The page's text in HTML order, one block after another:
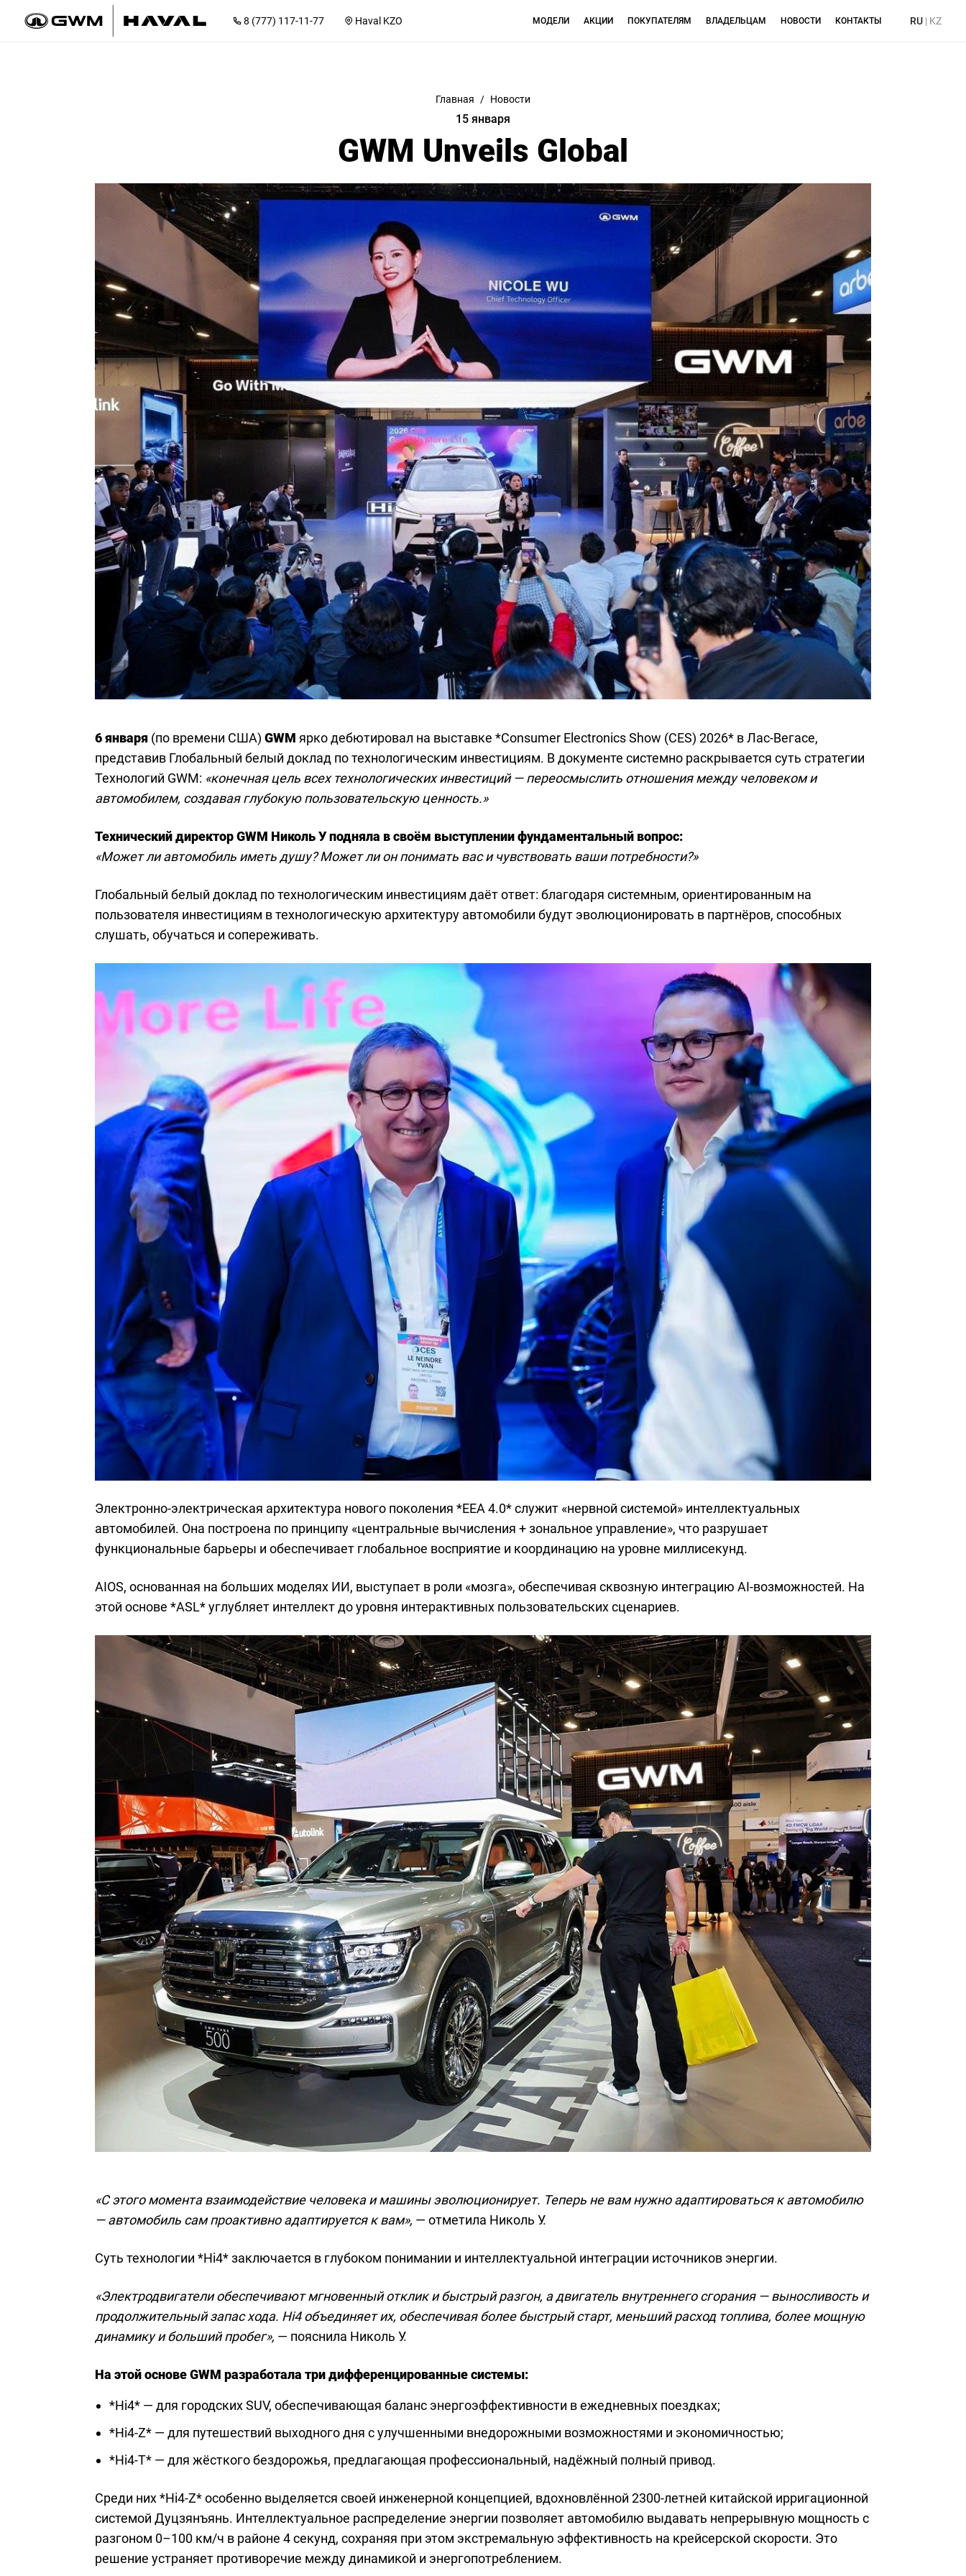
8 (777) 117-11-77 Haval KZO МОДЕЛИ АКЦИИ ПОКУПАТЕЛЯМ ВЛАДЕЛЬЦАМ НОВОСТИ КОНТАКТЫ RU | KZ
Главная / Новости
15 января
GWM Unveils Global
6 января (по времени США) GWM ярко дебютировал на выставке *Consumer Electronics Show (CES) 2026* в Лас-Вегасе,
представив Глобальный белый доклад по технологическим инвестициям. В документе системно раскрывается суть стратегии
Технологий GWM: «конечная цель всех технологических инвестиций — переосмыслить отношения между человеком и
автомобилем, создавая глубокую пользовательскую ценность.»
Технический директор GWM Николь У подняла в своём выступлении фундаментальный вопрос:
«Может ли автомобиль иметь душу? Может ли он понимать вас и чувствовать ваши потребности?»
Глобальный белый доклад по технологическим инвестициям даёт ответ: благодаря системным, ориентированным на
пользователя инвестициям в технологическую архитектуру автомобили будут эволюционировать в партнёров, способных
слушать, обучаться и сопереживать.
Электронно-электрическая архитектура нового поколения *EEA 4.0* служит «нервной системой» интеллектуальных
автомобилей. Она построена по принципу «центральные вычисления + зональное управление», что разрушает
функциональные барьеры и обеспечивает глобальное восприятие и координацию на уровне миллисекунд.
AIOS, основанная на больших моделях ИИ, выступает в роли «мозга», обеспечивая сквозную интеграцию AI-возможностей. На
этой основе *ASL* углубляет интеллект до уровня интерактивных пользовательских сценариев.
«С этого момента взаимодействие человека и машины эволюционирует. Теперь не вам нужно адаптироваться к автомобилю
— автомобиль сам проактивно адаптируется к вам», — отметила Николь У.
Суть технологии *Hi4* заключается в глубоком понимании и интеллектуальной интеграции источников энергии.
«Электродвигатели обеспечивают мгновенный отклик и быстрый разгон, а двигатель внутреннего сгорания — выносливость и
продолжительный запас хода. Hi4 объединяет их, обеспечивая более быстрый старт, меньший расход топлива, более мощную
динамику и больший пробег», — пояснила Николь У.
На этой основе GWM разработала три дифференцированные системы:
*Hi4* — для городских SUV, обеспечивающая баланс энергоэффективности в ежедневных поездках;
*Hi4-Z* — для путешествий выходного дня с улучшенными внедорожными возможностями и экономичностью;
*Hi4-T* — для жёсткого бездорожья, предлагающая профессиональный, надёжный полный привод.
Среди них *Hi4-Z* особенно выделяется своей инженерной концепцией, вдохновлённой 2300-летней китайской ирригационной
системой Дуцзянъянь. Интеллектуальное распределение энергии позволяет автомобилю выдавать непрерывную мощность с
разгоном 0–100 км/ч в районе 4 секунд, сохраняя при этом экстремальную эффективность на крейсерской скорости. Это
решение устраняет противоречие между динамикой и энергопотреблением.